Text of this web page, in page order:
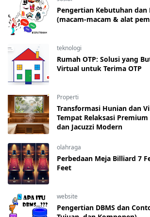
Pengertian Kebutuhan dan
(macam-macam & alat
teknologi
Rumah OTP: Solusi yang
Virtual untuk Terima OTP
Properti
Transformasi Hunian dan
Tempat Relaksasi
dan Jacuzzi Modern
olahraga
Perbedaan Meja Billiard 7
Feet
website
Pengertian DBMS dan